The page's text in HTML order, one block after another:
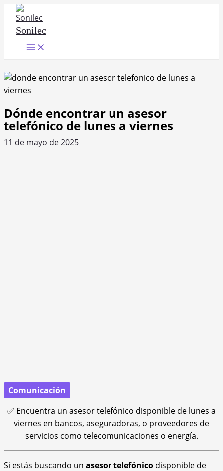
contenido
Sonilec
Main
Menu
Dónde encontrar un asesor
telefónico de lunes a viernes
11 de mayo de 2025
Comunicación
✅ Encuentra un asesor telefónico disponible de lunes a
viernes en bancos, aseguradoras, o proveedores de
servicios como telecomunicaciones o energía.
Si estás buscando un asesor telefónico disponible de